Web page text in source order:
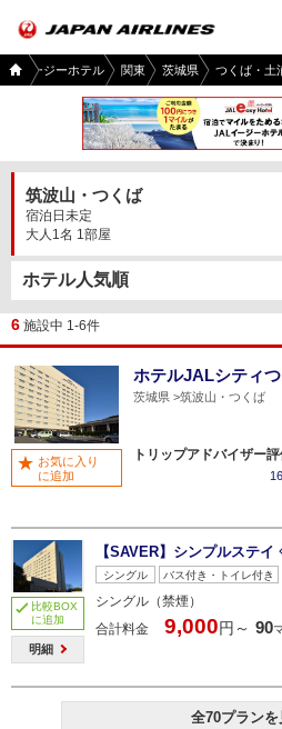
国内
ツアイージーホテル 関東 茨城県 つくば・土
筑波山・つくば
宿泊日未定
大人1名 1部屋
6 施設中 1-6件
ホテルJALシティ
茨城県 筑波山・つくば
トリップアドバイザー
お気に入り
に追加
比較BOX
に追加
明細
【SAVER】シンプルステ
シングル バス付き・トイレ付き
シングル（禁煙）
合計料金
9,000円～ 90
全70プランを